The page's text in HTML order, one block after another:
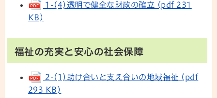
1-(4)透明で健全な財政の確立 (pdf 231
KB)
福祉の充実と安心の社会保障
2-(1)助け合いと支え合いの地域福祉 (pdf
293 KB)